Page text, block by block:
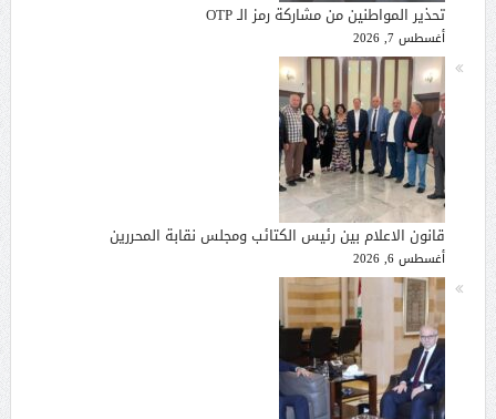
تحذير المواطنين من مشاركة رمز الـ OTP
أغسطس 7, 2026
قانون الاعلام بين رئيس الكتائب ومجلس نقابة المحررين
أغسطس 6, 2026